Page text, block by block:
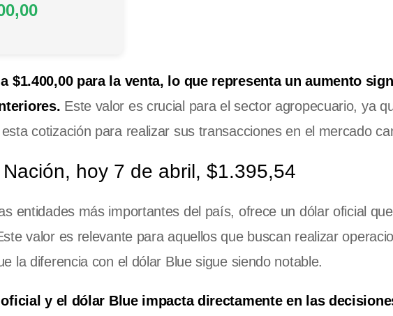
$1.400,00 para la venta, lo que representa un aumento
Este valor es crucial para el sector agropecuario, ya
cotización para realizar sus transacciones en el mercado
hoy 7 de abril, $1.395,54
entidades más importantes del país, ofrece un dólar oficial
valor es relevante para aquellos que buscan realizar
la diferencia con el dólar Blue sigue siendo notable.
y el dólar Blue impacta directamente en las